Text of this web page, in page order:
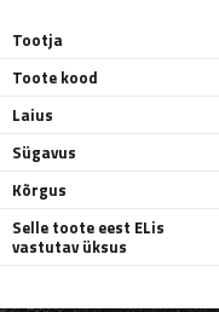
Tootja
Toote kood
Laius
Sügavus
Kõrgus
Selle toote eest ELis
vastutav üksus